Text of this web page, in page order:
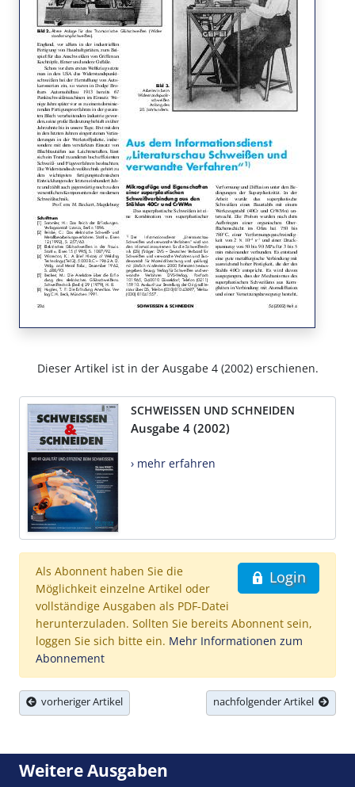
Dieser Artikel ist in der Ausgabe 4 (2002) erschienen.
SCHWEISSEN UND SCHNEIDEN
Ausgabe 4 (2002)
› mehr erfahren
Login
Als Abonnent haben Sie die
Möglichkeit einzelne Artikel oder
vollständige Ausgaben als PDF-Datei
herunterzuladen. Sollten Sie bereits Abonnent sein,
loggen Sie sich bitte ein. Mehr Informationen zum
Abonnement
vorheriger Artikel nachfolgender Artikel
Weitere Ausgaben